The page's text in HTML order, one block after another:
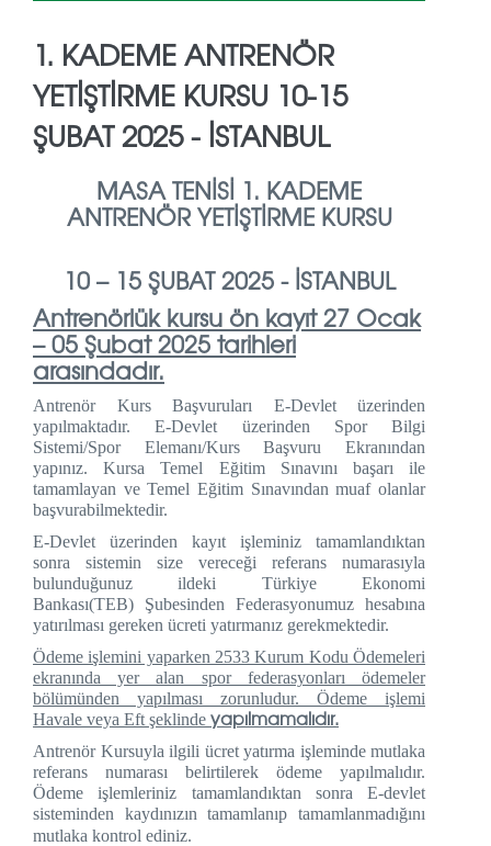
1. KADEME ANTRENÖR
YETİŞTİRME KURSU 10-15
ŞUBAT 2025 - İSTANBUL
MASA TENİSİ 1. KADEME
ANTRENÖR YETİŞTİRME KURSU
10 – 15 ŞUBAT 2025 - İSTANBUL
Antrenörlük kursu ön kayıt 27 Ocak
– 05 Şubat2025 tarihleri
arasındadır.
Antrenör Kurs Başvuruları E-Devlet üzerinden
yapılmaktadır. E-Devlet üzerinden Spor Bilgi
Sistemi/Spor Elemanı/Kurs Başvuru Ekranından
yapınız. Kursa Temel Eğitim Sınavını başarı ile
tamamlayan ve Temel Eğitim Sınavından muaf olanlar
başvurabilmektedir.
E-Devlet üzerinden kayıt işleminiz tamamlandıktan
sonra sistemin size vereceği referans numarasıyla
bulunduğunuz ildeki Türkiye Ekonomi
Bankası(TEB) Şubesinden Federasyonumuz hesabına
yatırılması gereken ücreti yatırmanız gerekmektedir.
Ödeme işlemini yaparken 2533 Kurum Kodu Ödemeleri
ekranında yer alan spor federasyonları ödemeler
bölümünden yapılması zorunludur. Ödeme işlemi
Havale veya Eft şeklinde yapılmamalıdır.
Antrenör Kursuyla ilgili ücret yatırma işleminde mutlaka
referans numarası belirtilerek ödeme yapılmalıdır.
Ödeme işlemleriniz tamamlandıktan sonra E-devlet
sisteminden kaydınızın tamamlanıp tamamlanmadığını
mutlaka kontrol ediniz.